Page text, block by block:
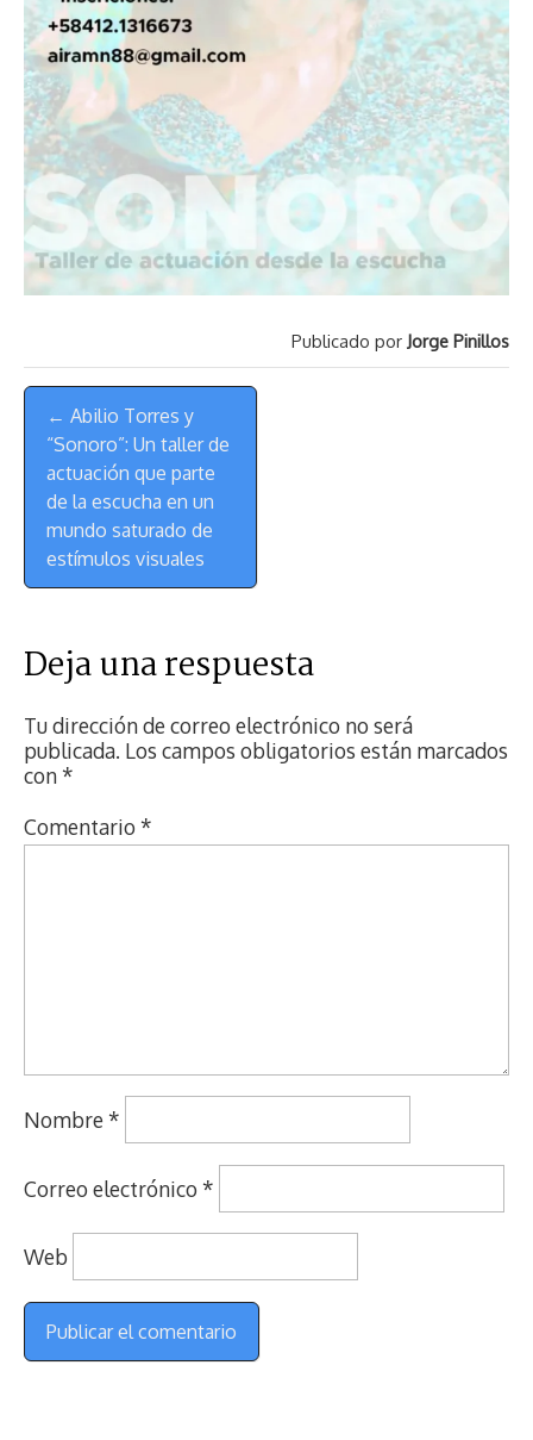
Publicado por Jorge Pinillos
Menú
de
Navegación
← Abilio Torres y
“Sonoro”: Un taller de
actuación que parte
de la escucha en un
mundo saturado de
estímulos visuales
Deja una respuesta
Tu dirección de correo electrónico no será
publicada. Los campos obligatorios están marcados
con*
Comentario *
Nombre*
Correo electrónico *
Web